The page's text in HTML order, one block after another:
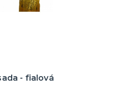
- fialová